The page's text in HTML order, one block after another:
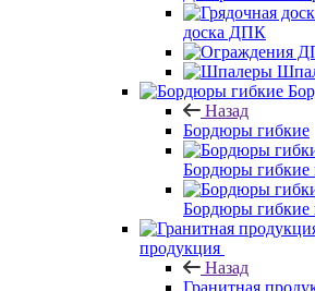
доска ДПК
Назад
Бордюры гибкие
Бордюры гибкие
Бордюры гибкие
продукция
Назад
Гранитная